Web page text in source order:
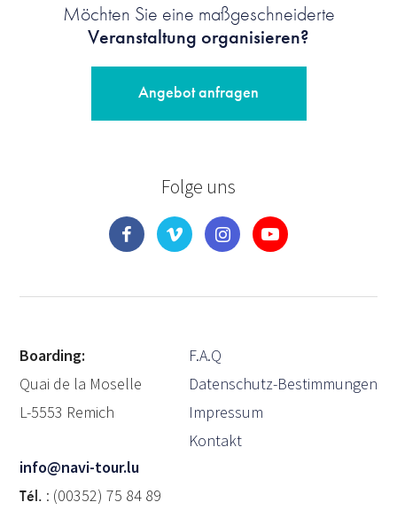
Möchten Sie eine maßgeschneiderte
Veranstaltung organisieren?
Angebot anfragen
Folge uns
Boarding:
Quai de la Moselle
L-5553 Remich
info@navi-tour.lu
Tél. : (00352) 75 84 89
F.A.Q
Datenschutz-Bestimmungen
Impressum
Kontakt